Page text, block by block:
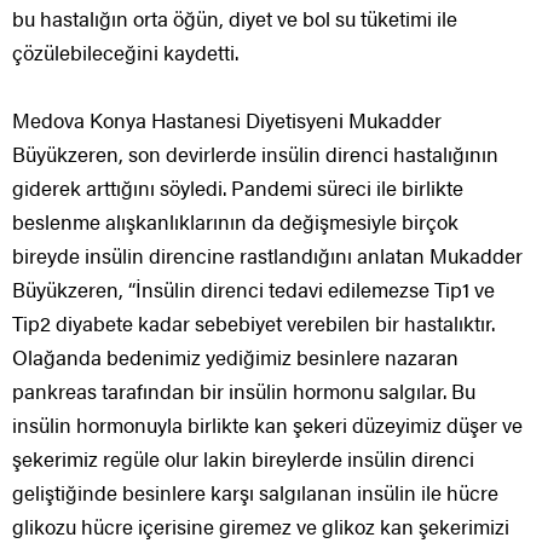
bu hastalığın orta öğün, diyet ve bol su tüketimi ile
çözülebileceğini kaydetti.
Medova Konya Hastanesi Diyetisyeni Mukadder
Büyükzeren, son devirlerde insülin direnci hastalığının
giderek arttığını söyledi. Pandemi süreci ile birlikte
beslenme alışkanlıklarının da değişmesiyle birçok
bireyde insülin direncine rastlandığını anlatan Mukadder
Büyükzeren, “İnsülin direnci tedavi edilemezse Tip1 ve
Tip2 diyabete kadar sebebiyet verebilen bir hastalıktır.
Olağanda bedenimiz yediğimiz besinlere nazaran
pankreas tarafından bir insülin hormonu salgılar. Bu
insülin hormonuyla birlikte kan şekeri düzeyimiz düşer ve
şekerimiz regüle olur lakin bireylerde insülin direnci
geliştiğinde besinlere karşı salgılanan insülin ile hücre
glikozu hücre içerisine giremez ve glikoz kan şekerimizi